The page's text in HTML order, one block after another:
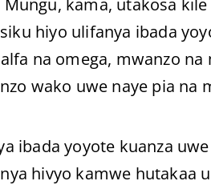
kama, utakosa
hiyo ulifanya ibada
na omega, mwanzo
wako uwe naye pia na
ibada yoyote kuanza
hivyo kamwe hutakaa